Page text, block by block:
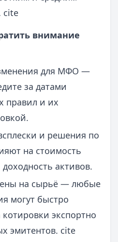
cite
внимание
для МФО —
за датами
правил и их
и решения по
на стоимость
активов.
на сырьё — любые
могут быстро
экспортно
эмитентов. cite